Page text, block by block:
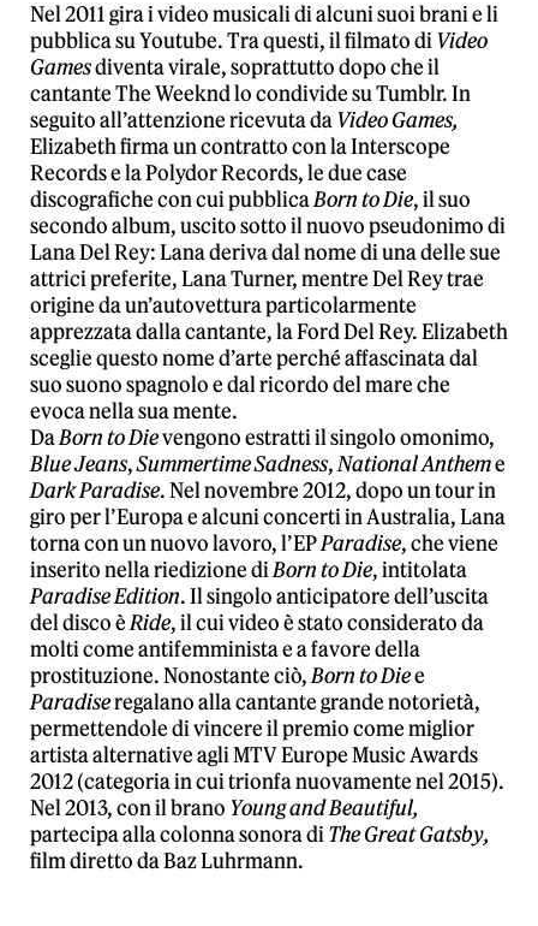
Nel 2011 gira i video musicali di alcuni suoi brani e li
pubblica su Youtube. Tra questi, il filmato di Video
Gamesdiventa virale, soprattutto dopo che il
cantante The Weeknd lo condivide su Tumblr. In
seguito all’attenzione ricevuta da Video Games,
Elizabeth firma un contratto con la Interscope
Records e la Polydor Records, le due case
discografiche con cui pubblicaBorn to Die, il suo
secondo album, uscito sotto il nuovo pseudonimo di
Lana Del Rey: Lana deriva dal nome di una delle sue
attrici preferite, Lana Turner, mentre Del Rey trae
origine da un’autovettura particolarmente
apprezzata dalla cantante, la Ford Del Rey. Elizabeth
sceglie questo nome d’arte perché affascinata dal
suo suono spagnolo e dal ricordo del mare che
evoca nella sua mente.
DaBorn to Dievengono estratti il singolo omonimo,
Blue Jeans,Summertime Sadness,National Antheme
Dark Paradise. Nel novembre 2012, dopo un tour in
giro per l’Europa e alcuni concerti in Australia, Lana
torna con un nuovo lavoro, l’EPParadise, che viene
inserito nella riedizione diBorn to Die, intitolata
Paradise Edition. Il singolo anticipatore dell’uscita
del disco èRide, il cui video è stato considerato da
molti come antifemminista e a favore della
prostituzione. Nonostante ciò,Born to Diee
Paradiseregalano alla cantante grande notorietà,
permettendole di vincere il premio come miglior
artista alternative agli MTV Europe Music Awards
2012 (categoria in cui trionfa nuovamente nel 2015).
Nel 2013, con il brano Young and Beautiful,
partecipa alla colonna sonora diThe Great Gatsby,
film diretto da Baz Luhrmann.